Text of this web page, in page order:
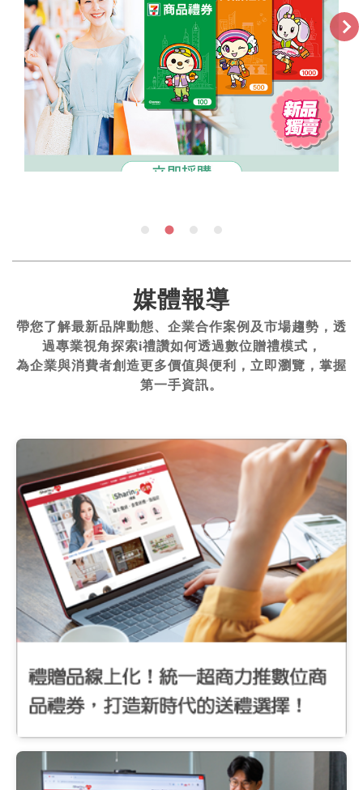
媒體報導
帶您了解最新品牌動態、企業合作案例及市場趨勢，透
過專業視角探索i禮讚如何透過數位贈禮模式，
為企業與消費者創造更多價值與便利，立即瀏覽，掌握
第一手資訊。